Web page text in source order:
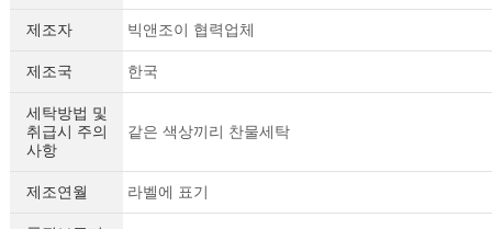
제조자 빅앤조이 협력업체
제조국 한국
세탁방법 및
취급시 주의
사항
같은 색상끼리 찬물세탁
제조연월 라벨에 표기